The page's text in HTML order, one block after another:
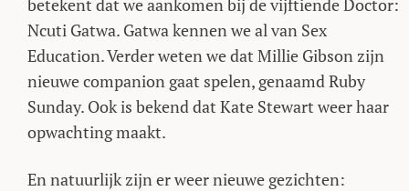
Ncuti Gatwa. Gatwa kennen we al van Sex
Education. Verder weten we dat Millie Gibson zijn
nieuwe companion gaat spelen, genaamd Ruby
Sunday. Ook is bekend dat Kate Stewart weer haar
opwachting maakt.
En natuurlijk zijn er weer nieuwe gezichten: